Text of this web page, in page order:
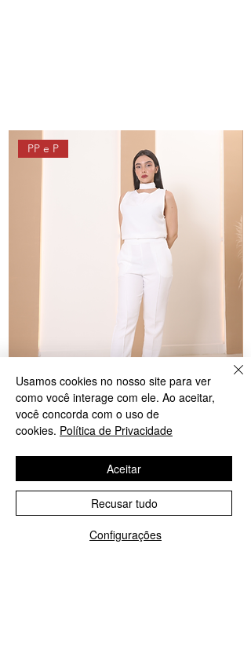
PP e P
Scrub Feminino Lavê | Conjunto Premium
para Profissionais da Saúde | Tecido Conf
Preço normal
R$ 348,00 Preço promocional
R$ 174,00
COMO PODEMOS AJUDAR?
Usamos cookies no nosso site para ver
como você interage com ele. Ao aceitar,
você concorda com o uso de
cookies. Política de Privacidade
Configurações
Recusar tudo
Aceitar